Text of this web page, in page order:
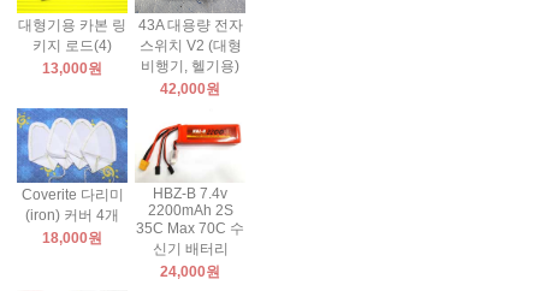
대형기용 카본 링
키지 로드(4)
13,000원
43A 대용량 전자
스위치 V2 (대형
비행기, 헬기용)
42,000원
Coverite 다리미
(iron) 커버 4개
18,000원
HBZ-B 7.4v
2200mAh 2S
35C Max 70C 수
신기 배터리
24,000원